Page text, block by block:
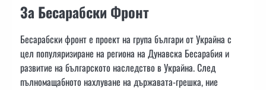
За Бесарабски Фронт
Бесарабски фронт е проект на група българи от Украйна с
цел популяризиране на региона на Дунавска Бесарабия и
развитие на българското наследство в Украйна. След
пълномащабното нахлуване на държавата-грешка, ние